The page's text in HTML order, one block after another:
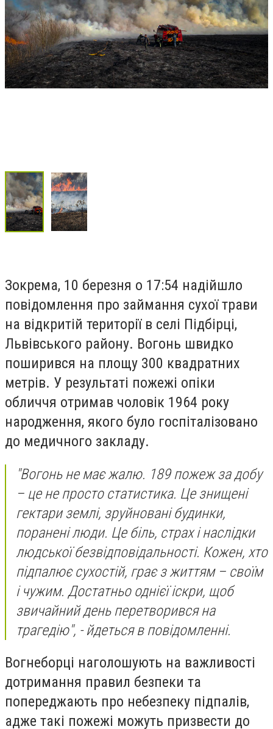
Зокрема, 10 березня о 17:54 надійшло
повідомлення про займання сухої трави
на відкритій території в селі Підбірці,
Львівського району. Вогонь швидко
поширився на площу 300 квадратних
метрів. У результаті пожежі опіки
обличчя отримав чоловік 1964 року
народження, якого було госпіталізовано
до медичного закладу.
"Вогонь не має жалю. 189 пожеж за добу
– це не просто статистика. Це знищені
гектари землі, зруйновані будинки,
поранені люди. Це біль, страх і наслідки
людської безвідповідальності. Кожен, хто
підпалює сухостій, грає з життям – своїм
і чужим. Достатньо однієї іскри, щоб
звичайний день перетворився на
трагедію", - йдеться в повідомленні.
Вогнеборці наголошують на важливості
дотримання правил безпеки та
попереджають про небезпеку підпалів,
адже такі пожежі можуть призвести до